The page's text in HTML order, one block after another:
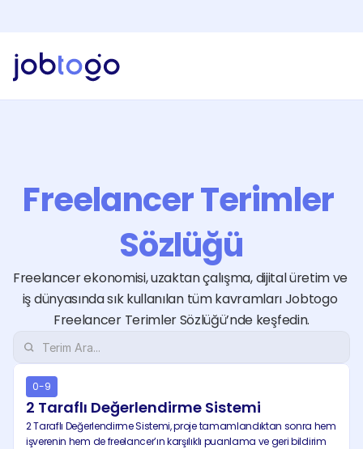
Giriş Yap
Kaydol
Faturalandırma
Kaynaklar
Freelancer Terimler
Sözlüğü
Freelancer ekonomisi, uzaktan çalışma, dijital üretim ve
iş dünyasında sık kullanılan tüm kavramları Jobtogo
Freelancer Terimler Sözlüğü’nde keşfedin.
0-9
2 Taraflı Değerlendirme Sistemi
2 Taraflı Değerlendirme Sistemi, proje tamamlandıktan sonra hem
işverenin hem de freelancer’ın karşılıklı puanlama ve geri bildirim